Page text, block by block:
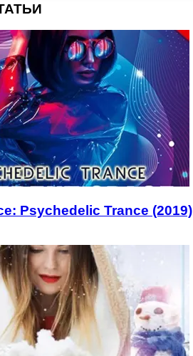
Psychedelic Trance (2019)